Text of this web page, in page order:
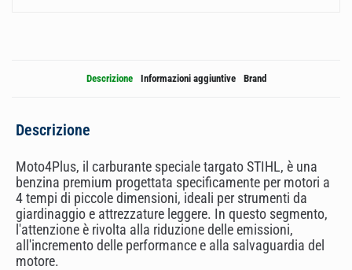
Descrizione Informazioni aggiuntive Brand
Descrizione
Moto4Plus, il carburante speciale targato STIHL, è una
benzina premium progettata specificamente per motori a
4 tempi di piccole dimensioni, ideali per strumenti da
giardinaggio e attrezzature leggere. In questo segmento,
l'attenzione è rivolta alla riduzione delle emissioni,
all'incremento delle performance e alla salvaguardia del
motore.